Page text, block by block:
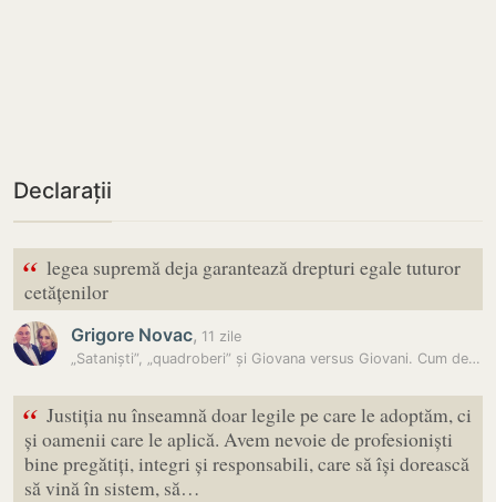
Declarații
“ legea supremă deja garantează drepturi egale tuturor
cetățenilor
Grigore Novac, 11 zile
„Sataniști”, „quadroberi” și Giovana versus Giovani. Cum dezbaterea…
“ Justiția nu înseamnă doar legile pe care le adoptăm, ci
și oamenii care le aplică. Avem nevoie de profesioniști
bine pregătiți, integri și responsabili, care să își dorească
să vină în sistem, să…